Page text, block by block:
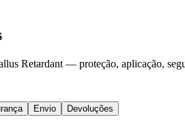
Retardant — proteção, aplicação,
Envio Devoluções